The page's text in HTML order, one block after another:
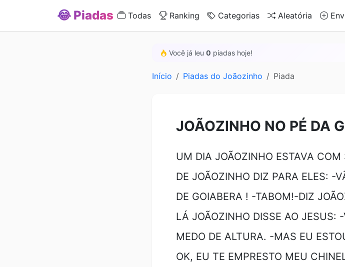
😂 Piadas Todas Ranking Categorias Aleatória
Você já leu 0 piadas hoje!
Início Piadas do Joãozinho Piada
JOÃOZINHO NO PÉ DA
UM DIA JOÃOZINHO ESTAVA
DE JOÃOZINHO DIZ PARA ELES: -
DE GOIABERA ! -TABOM!-DIZ
LÁ JOÃOZINHO DISSE AO JESUS:
MEDO DE ALTURA. -MAS EU
OK, EU TE EMPRESTO MEU